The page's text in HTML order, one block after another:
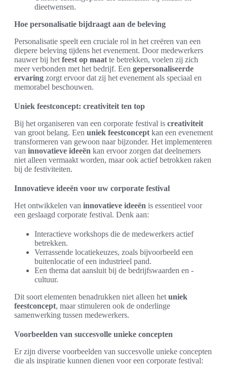
dieetwensen.
Hoe personalisatie bijdraagt aan de beleving
Personalisatie speelt een cruciale rol in het creëren van een
diepere beleving tijdens het evenement. Door medewerkers
nauwer bij het feest op maat te betrekken, voelen zij zich
meer verbonden met het bedrijf. Een gepersonaliseerde
ervaring zorgt ervoor dat zij het evenement als speciaal en
memorabel beschouwen.
Uniek feestconcept: creativiteit ten top
Bij het organiseren van een corporate festival is creativiteit
van groot belang. Een uniek feestconcept kan een evenement
transformeren van gewoon naar bijzonder. Het implementeren
van innovatieve ideeën kan ervoor zorgen dat deelnemers
niet alleen vermaakt worden, maar ook actief betrokken raken
bij de festiviteiten.
Innovatieve ideeën voor uw corporate festival
Het ontwikkelen van innovatieve ideeën is essentieel voor
een geslaagd corporate festival. Denk aan:
Interactieve workshops die de medewerkers actief
betrekken.
Verrassende locatiekeuzes, zoals bijvoorbeeld een
buitenlocatie of een industrieel pand.
Een thema dat aansluit bij de bedrijfswaarden en -
cultuur.
Dit soort elementen benadrukken niet alleen het uniek
feestconcept, maar stimuleren ook de onderlinge
samenwerking tussen medewerkers.
Voorbeelden van succesvolle unieke concepten
Er zijn diverse voorbeelden van succesvolle unieke concepten
die als inspiratie kunnen dienen voor een corporate festival: